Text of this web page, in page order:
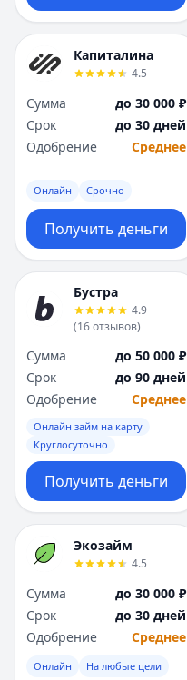
Капиталина
4.5
Сумма
до 30 000 ₽
Срок
до 30 дней
Одобрение
Среднее
Онлайн Срочно
Получить деньги
Бустра
4.9
(16отзывов)
Сумма
до 50 000 ₽
Срок
до 90 дней
Одобрение
Среднее
Онлайн займ на карту
Круглосуточно
Получить деньги
Экозайм
4.5
Сумма
до 30 000 ₽
Срок
до 30 дней
Одобрение
Среднее
Онлайн На любые цели